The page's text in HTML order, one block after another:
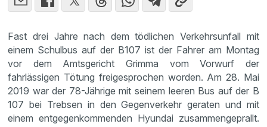
Fast drei Jahre nach dem tödlichen Verkehrsunfall mit
einem Schulbus auf der B107 ist der Fahrer am Montag
vor dem Amtsgericht Grimma vom Vorwurf der
fahrlässigen Tötung freigesprochen worden. Am 28. Mai
2019 war der 78-Jährige mit seinem leeren Bus auf der B
107 bei Trebsen in den Gegenverkehr geraten und mit
einem entgegenkommenden Hyundai zusammengeprallt.